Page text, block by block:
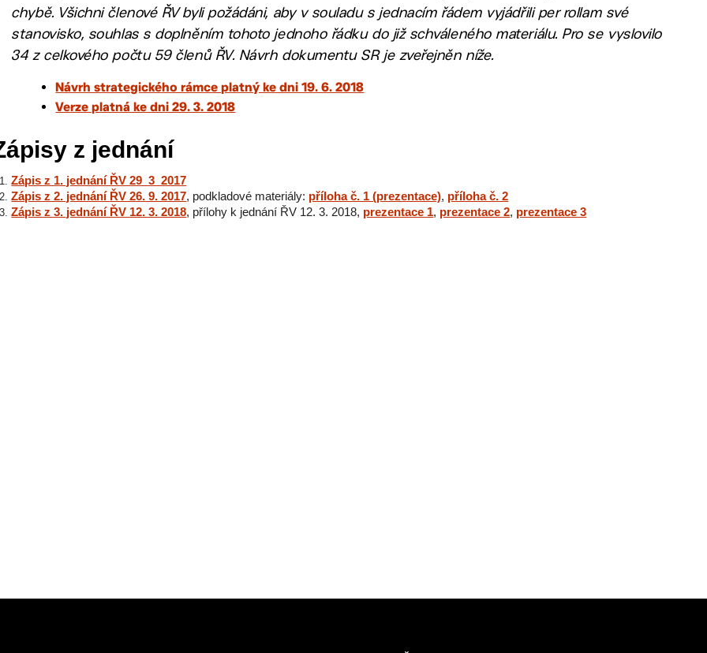
chybě. Všichni členové ŘV byli požádáni, aby v souladu s jednacím řádem vyjádřili per rollam své
stanovisko, souhlas s doplněním tohoto jednoho řádku do již schváleného materiálu. Pro se vyslovilo
34 z celkového počtu 59 členů ŘV. Návrh dokumentu SR je zveřejněn níže.
Návrh strategického rámce platný ke dni 19. 6. 2018
Verze platná ke dni 29. 3. 2018
z jednání
Zápis z 1. jednání ŘV 29_3_2017
Zápis z 2. jednání ŘV 26. 9. 2017, podkladové materiály: příloha č. 1 (prezentace), příloha č. 2
Zápis z 3. jednání ŘV 12. 3. 2018, přílohy k jednání ŘV 12. 3. 2018, prezentace 1, prezentace 2, prezentace 3